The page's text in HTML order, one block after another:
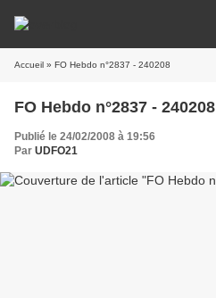
Accueil » FO Hebdo n°2837 - 240208
FO Hebdo n°2837 - 240208
Publié le 24/02/2008 à 19:56
Par UDFO21